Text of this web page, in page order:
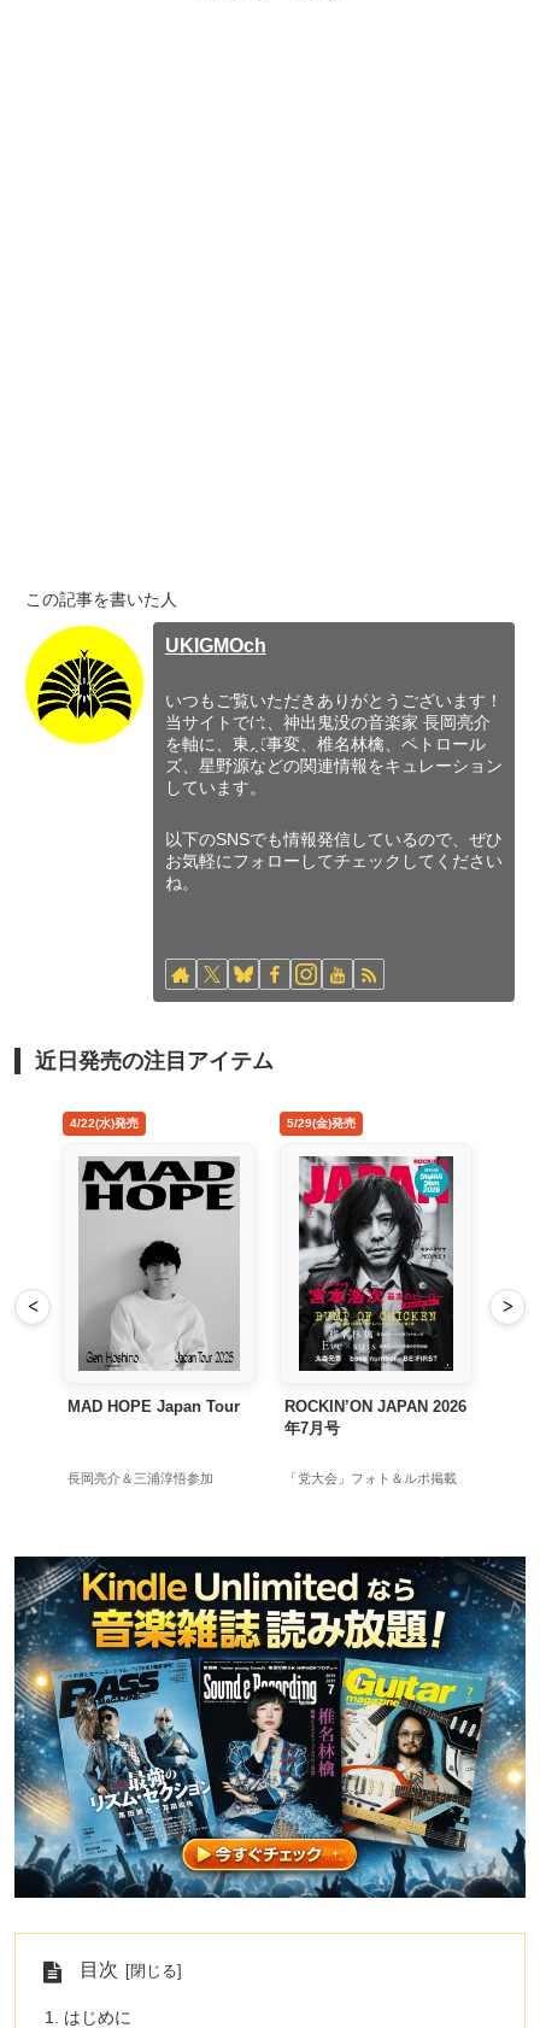
この記事を書いた人
UKIGMOch
いつもご覧いただきありがとうございます！
当サイトでは、神出鬼没の音楽家 長岡亮介
を軸に、東京事変、椎名林檎、ペトロール
ズ、星野源などの関連情報をキュレーション
しています。
以下のSNSでも情報発信しているので、ぜひ
お気軽にフォローしてチェックしてください
ね。
近日発売の注目アイテム
<
5/29(金)発売
ROCKIN’ON JAPAN 2026
「党大会」フォト＆ルポ掲載
8/26(水)発売
禁じ手 アナログ盤
初回生産限定アナログ盤
>
目次
はじめに